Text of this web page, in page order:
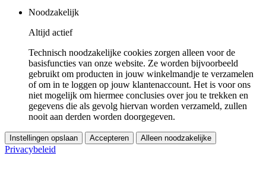
Noodzakelijk
Altijd actief
Technisch noodzakelijke cookies zorgen alleen voor de
basisfuncties van onze website. Ze worden bijvoorbeeld
gebruikt om producten in jouw winkelmandje te verzamelen
of om in te loggen op jouw klantenaccount. Het is voor ons
niet mogelijk om hiermee conclusies over jou te trekken en
gegevens die als gevolg hiervan worden verzameld, zullen
nooit aan derden worden doorgegeven.
Instellingen opslaan Accepteren Alleen noodzakelijke
Privacybeleid